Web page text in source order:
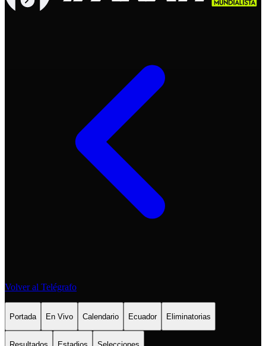
Volver al Telégrafo
Portada En Vivo Calendario Ecuador Eliminatorias